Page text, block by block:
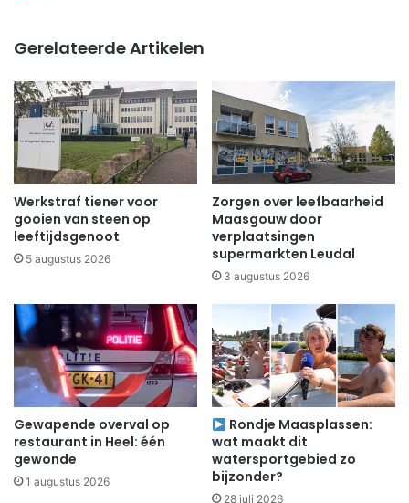
Gerelateerde Artikelen
Werkstraf tiener voor
gooien van steen op
leeftijdsgenoot
5 augustus 2026
Zorgen over leefbaarheid
Maasgouw door
verplaatsingen
supermarkten Leudal
3 augustus 2026
Gewapende overval op
restaurant in Heel: één
gewonde
1 augustus 2026
Rondje Maasplassen:
wat maakt dit
watersportgebied zo
bijzonder?
28 juli 2026